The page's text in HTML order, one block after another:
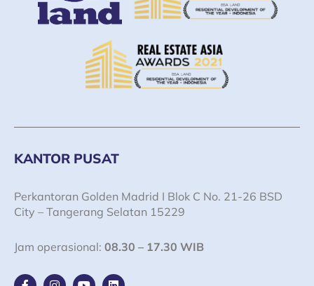
KANTOR PUSAT
Perkantoran Golden Madrid I Blok C No. 21-26 BSD
City – Tangerang Selatan 15229
Jam operasional: 08.30 – 17.30 WIB
F
I
Y
L